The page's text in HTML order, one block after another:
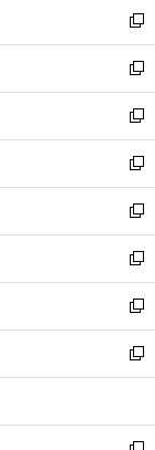
ド
ウ
で
開
く
ィ
ン
ド
ウ
で
開
く
い
ウ
ィ
ン
ド
ウ
で
開
く
新
し
い
ウ
ィ
ン
ド
ウ
で
開
く
新
し
い
ウ
ィ
ン
ド
ウ
で
開
く
新
し
い
ウ
ィ
ン
ド
ウ
で
開
く
新
し
い
ウ
ィ
ン
ド
ウ
で
開
新
し
い
ウ
ィ
ン
ド
ウ
開
新
し
い
ウ
ィ
ン
ウ
新
し
い
ウ
ン
新
し
ウ